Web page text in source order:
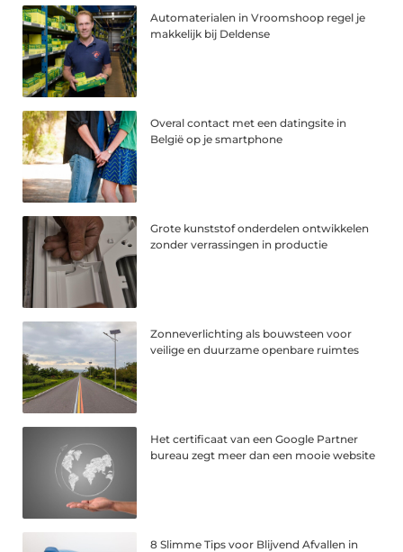
Automaterialen in Vroomshoop regel je
makkelijk bij Deldense
Overal contact met een datingsite in
België op je smartphone
Grote kunststof onderdelen ontwikkelen
zonder verrassingen in productie
Zonneverlichting als bouwsteen voor
veilige en duurzame openbare ruimtes
Het certificaat van een Google Partner
bureau zegt meer dan een mooie website
8 Slimme Tips voor Blijvend Afvallen in